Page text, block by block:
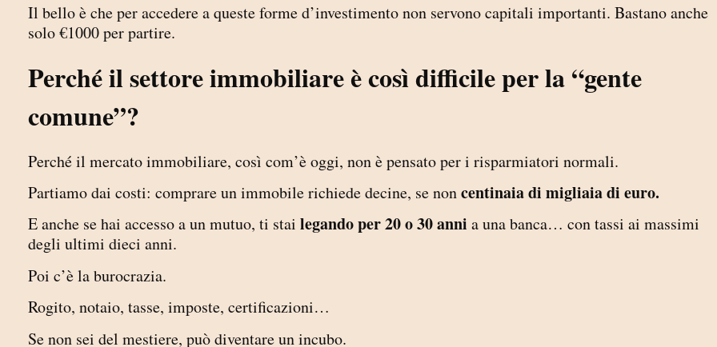
Il bello è che per accedere a queste forme d’investimento non servono capitali importanti. Bastano anche
solo €1000 per partire.
Perché il settore immobiliare è così difficile per la “gente
comune”?
Perché il mercato immobiliare, così com’è oggi, non è pensato per i risparmiatori normali.
Partiamo dai costi: comprare un immobile richiede decine, se noncentinaia di migliaia di euro.
E anche se hai accesso a un mutuo, ti stai legando per 20 o 30 anni a una banca… con tassi ai massimi
degli ultimi dieci anni.
Poi c’è la burocrazia.
Rogito, notaio, tasse, imposte, certificazioni…
Se non sei del mestiere, può diventare un incubo.